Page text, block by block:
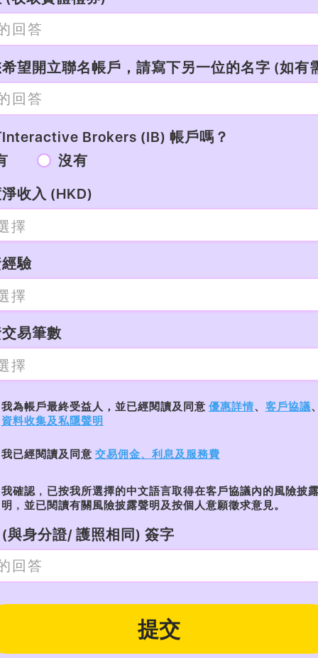
望開立聯名帳戶，請寫下另一位的名字 (如有
Brokers (IB) 帳戶嗎？
沒有
收入 (HKD)
驗
易筆數
我為帳戶最終受益人，並已經閱讀及同意 優惠詳情、 客戶協議
資料收集及私隱聲明
我已經閱讀及同意 交易佣金、利息及服務費
我確認﹐已按我所選擇的中文語言取得在客戶協議內的風險披
明﹐並已閱讀有關風險披露聲明及按個人意願徵求意見。
與身分證/ 護照相同) 簽字